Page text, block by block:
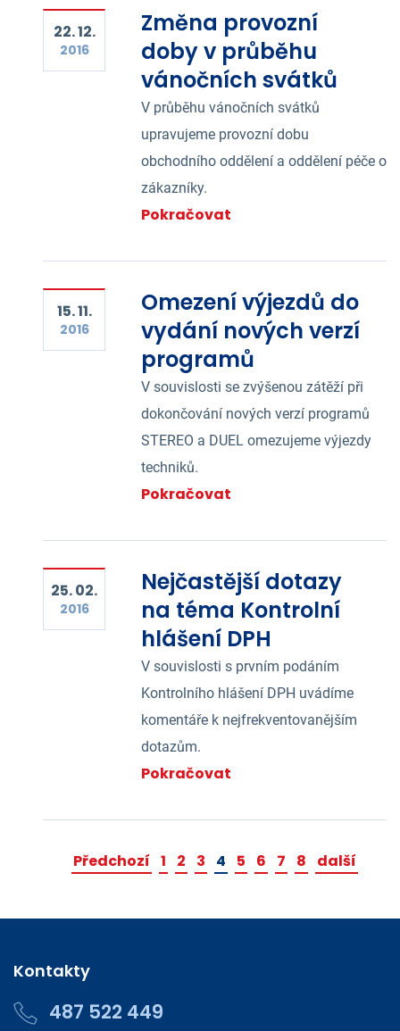
22. 12.
2016
Změna provozní
doby v průběhu
vánočních svátků
V průběhu vánočních svátků
upravujeme provozní dobu
obchodního oddělení a oddělení péče o
zákazníky.
Pokračovat
15. 11.
2016
Omezení výjezdů do
vydání nových verzí
programů
V souvislosti se zvýšenou zátěží při
dokončování nových verzí programů
STEREO a DUEL omezujeme výjezdy
techniků.
Pokračovat
25. 02.
2016
Nejčastější dotazy
na téma Kontrolní
hlášení DPH
V souvislosti s prvním podáním
Kontrolního hlášení DPH uvádíme
komentáře k nejfrekventovanějším
dotazům.
Pokračovat
Předchozí 1 2 3 4 5 6 7 8 další
Kontakty
487 522 449